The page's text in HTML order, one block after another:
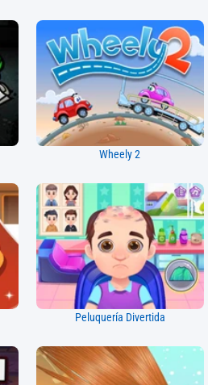
Wheely 2
Peluquería Divertida